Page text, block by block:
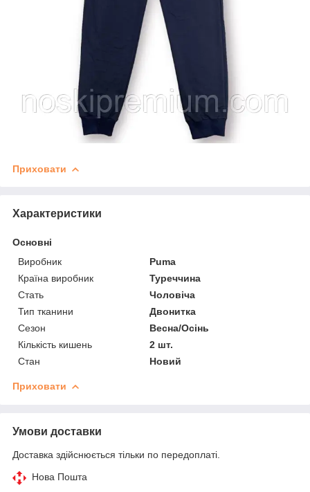
Приховати
Характеристики
Основні
Виробник
Puma
Країна виробник
Туреччина
Стать
Чоловіча
Тип тканини
Двонитка
Сезон
Весна/Осінь
Кількість кишень
2 шт.
Стан
Новий
Приховати
Умови доставки
Доставка здійснюється тільки по передоплаті.
Нова Пошта